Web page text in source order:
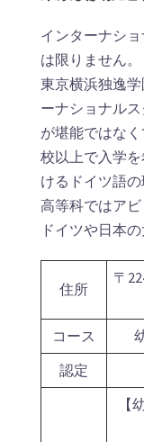
インターナシ
は限りません。
東京横浜独逸
ーナショナル
が堪能ではな
校以上で入学
けるドイツ語の
高等科ではア
ドイツや日本
住所
〒
コース
認定